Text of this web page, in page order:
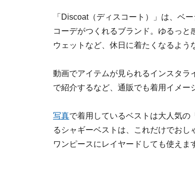
「Discoat（ディスコート）」は、ベ
コーデがつくれるブランド。ゆるっ
ウェットなど、休日に着たくなるよう
動画でアイテムが見られるインスタラ
で紹介するなど、通販でも着用イメー
写真で着用しているベストは大人気の
るシャギーベストは、これだけでお
ワンピースにレイヤードしても使えま